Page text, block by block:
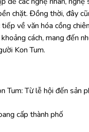
chặt. Đồng thời, đây
về văn hóa cồng
cách, mang đến
Kon Tum.
Tum: Từ lễ hội đến sản
cấp thành phố